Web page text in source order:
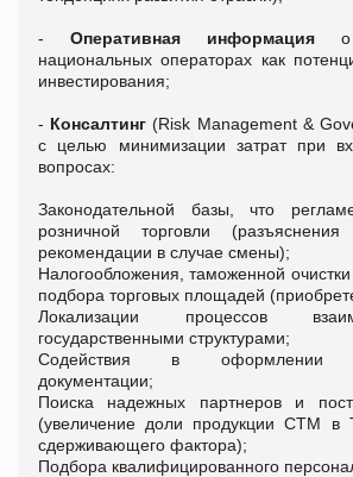
- Оперативная информация о
национальных операторах как
инвестирования;
- Консалтинг (Risk Management &
с целью минимизации затрат при
вопросах:
Законодательной базы, что
розничной торговли
рекомендации в случае смены);
Налогообложения, таможенной очистки
подбора торговых площадей
Локализации процессов
государственными структурами;
Содействия в оформлении
документации;
Поиска надежных партнеров и
(увеличение доли продукции СТМ в
сдерживающего фактора);
Подбора квалифицированного